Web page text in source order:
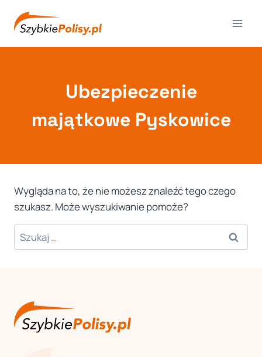
Ubezpieczenie
majątkowe Pyskowice
Wygląda na to, że nie możesz znaleźć tego czego
szukasz. Może wyszukiwanie pomoże?
Szukaj: